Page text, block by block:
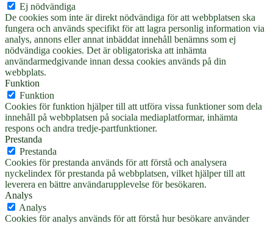
Ej nödvändiga
De cookies som inte är direkt nödvändiga för att webbplatsen ska
fungera och används specifikt för att lagra personlig information via
analys, annons eller annat inbäddat innehåll benämns som ej
nödvändiga cookies. Det är obligatoriska att inhämta
användarmedgivande innan dessa cookies används på din
webbplats.
Funktion
Funktion
Cookies för funktion hjälper till att utföra vissa funktioner som dela
innehåll på webbplatsen på sociala mediaplatformar, inhämta
respons och andra tredje-partfunktioner.
Prestanda
Prestanda
Cookies för prestanda används för att förstå och analysera
nyckelindex för prestanda på webbplatsen, vilket hjälper till att
leverera en bättre användarupplevelse för besökaren.
Analys
Analys
Cookies för analys används för att förstå hur besökare använder